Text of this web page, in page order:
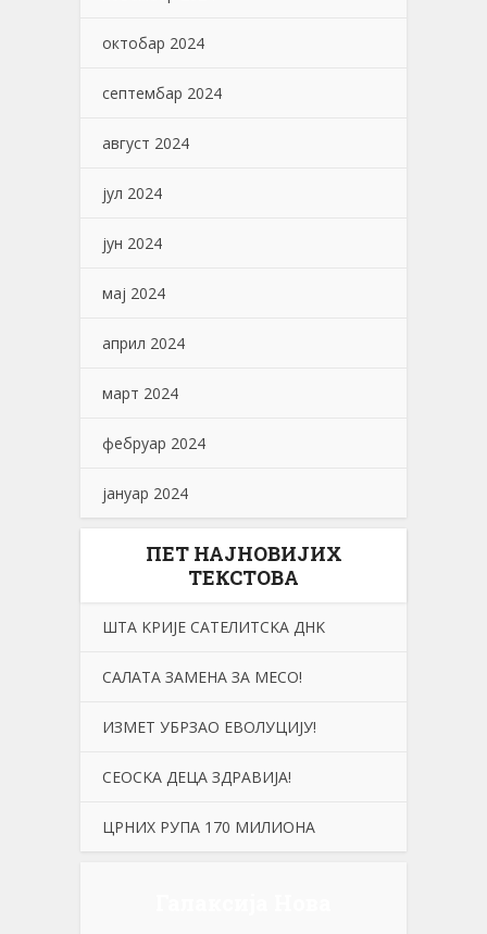
октобар 2024
септембар 2024
август 2024
јул 2024
јун 2024
мај 2024
април 2024
март 2024
фебруар 2024
јануар 2024
ПЕТ НАЈНОВИЈИХ
ТЕКСТОВА
ШТА KРИЈЕ САТЕЛИТСKА ДНK
САЛАТА ЗАМЕНА ЗА МЕСО!
ИЗМЕТ УБРЗАО ЕВОЛУЦИЈУ!
СЕОСKА ДЕЦА ЗДРАВИЈА!
ЦРНИХ РУПА 170 МИЛИОНА